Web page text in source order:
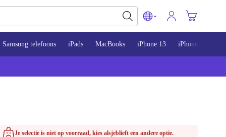
Samsung telefoons iPads MacBooks iPhone 13 iPhone 14
Je selectie is niet op voorraad, kies alsjeblieft een andere optie.